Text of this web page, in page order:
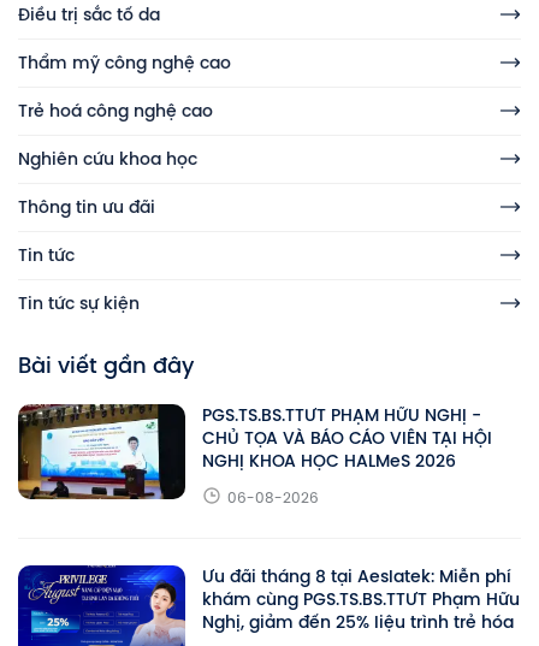
Điều trị sắc tố da
Thẩm mỹ công nghệ cao
Trẻ hoá công nghệ cao
Nghiên cứu khoa học
Thông tin ưu đãi
Tin tức
Tin tức sự kiện
Bài viết gần đây
PGS.TS.BS.TTƯT PHẠM HỮU NGHỊ -
CHỦ TỌA VÀ BÁO CÁO VIÊN TẠI HỘI
NGHỊ KHOA HỌC HALMeS 2026
06-08-2026
Ưu đãi tháng 8 tại Aeslatek: Miễn phí
khám cùng PGS.TS.BS.TTƯT Phạm Hữu
Nghị, giảm đến 25% liệu trình trẻ hóa